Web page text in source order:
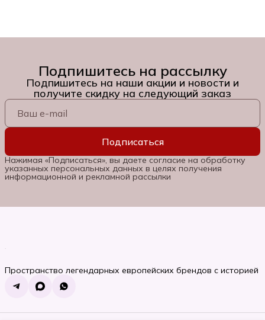
Подпишитесь на рассылку
Подпишитесь на наши акции и новости и
получите скидку на следующий заказ
Подписаться
Нажимая «Подписаться», вы даете согласие на обработку
указанных персональных данных в целях получения
информационной и рекламной рассылки
Пространство легендарных европейских брендов с историей